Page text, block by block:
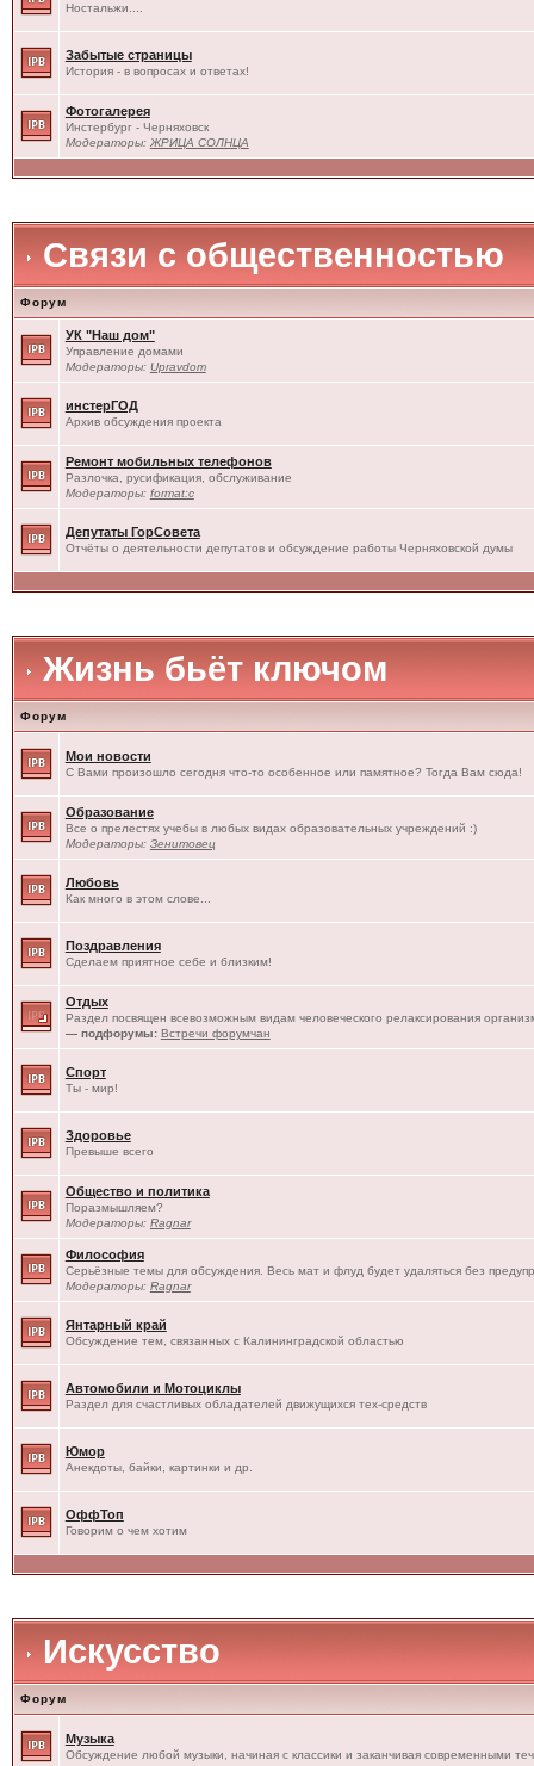
Ностальжи....
Забытые страницы
История - в вопросах и ответах!
Фотогалерея
Инстербург - Черняховск
Модераторы: ЖРИЦА СОЛНЦА
Связи с общественностью
Форум
УК "Наш дом"
Управление домами
Модераторы: Upravdom
инстерГОД
Архив обсуждения проекта
Ремонт мобильных телефонов
Разлочка, русификация, обслуживание
Модераторы: format:c
Депутаты ГорСовета
Отчёты о деятельности депутатов и обсуждение работы Черняховской думы
Жизнь бьёт ключом
Форум
Мои новости
С Вами произошло сегодня что-то особенное или памятное? Тогда Вам сюда!
Образование
Все о прелестях учебы в любых видах образовательных учреждений :)
Модераторы: Зенитовец
Любовь
Как много в этом слове...
Поздравления
Сделаем приятное себе и близким!
Отдых
Раздел посвящен всевозможным видам человеческого релаксирования
— подфорумы: Встречи форумчан
Спорт
Ты - мир!
Здоровье
Превыше всего
Общество и политика
Поразмышляем?
Модераторы: Ragnar
Философия
Серьёзные темы для обсуждения. Весь мат и флуд будет удаляться без
Модераторы: Ragnar
Янтарный край
Обсуждение тем, связанных с Калининградской областью
Автомобили и Мотоциклы
Раздел для счастливых обладателей движущихся тех-средств
Юмор
Анекдоты, байки, картинки и др.
ОффТоп
Говорим о чем хотим
Искусство
Форум
Музыка
Обсуждение любой музыки, начиная с классики и заканчивая современными